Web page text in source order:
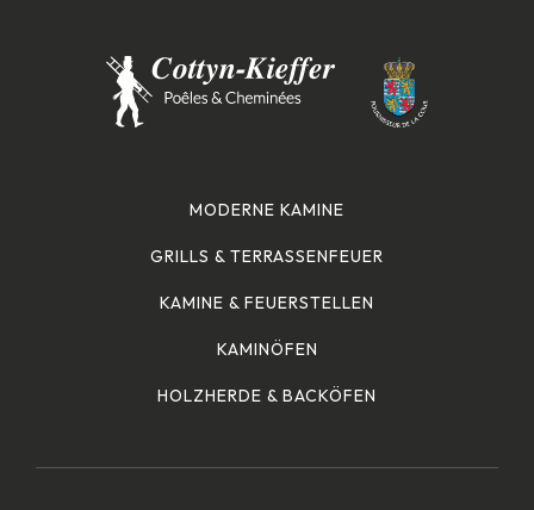
MODERNE KAMINE
GRILLS & TERRASSENFEUER
KAMINE & FEUERSTELLEN
KAMINÖFEN
HOLZHERDE & BACKÖFEN